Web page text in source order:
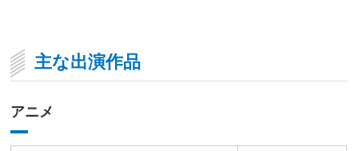
主な出演作品
アニメ